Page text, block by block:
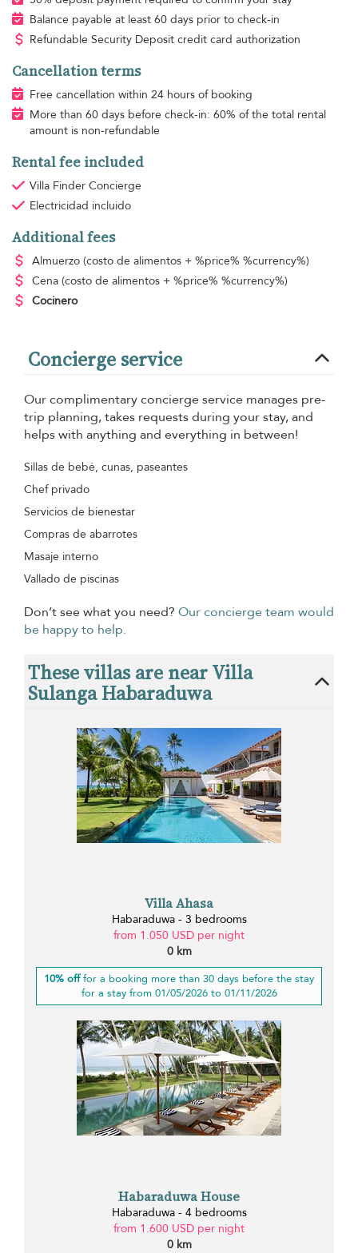
Balance payable at least 60 days prior to check-in
Refundable Security Deposit credit card authorization
Cancellation terms
Free cancellation within 24 hours of booking
More than 60 days before check-in: 60% of the total rental
amount is non-refundable
Rental fee included
Villa Finder Concierge
Electricidad incluido
Additional fees
Almuerzo (costo de alimentos + %price% %currency%)
Cena (costo de alimentos + %price% %currency%)
Cocinero
Concierge service
Our complimentary concierge service manages pre-
trip planning, takes requests during your stay, and
helps with anything and everything in between!
Sillas de bebé, cunas, paseantes
Chef privado
Servicios de bienestar
Compras de abarrotes
Masaje interno
Vallado de piscinas
Don’t see what you need? Our concierge team would
be happy to help.
These villas are near Villa
Sulanga Habaraduwa
Villa Ahasa
Habaraduwa - 3 bedrooms
from 1.050 USD per night
0 km
10% offfor a booking more than 30 days before the stay
for a stay from 01/05/2026 to 01/11/2026
Habaraduwa House
Habaraduwa - 4 bedrooms
from 1.600 USD per night
0 km